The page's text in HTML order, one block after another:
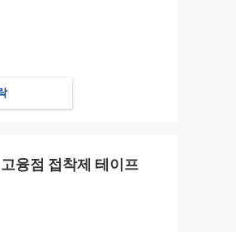
융점 접착제 테이프